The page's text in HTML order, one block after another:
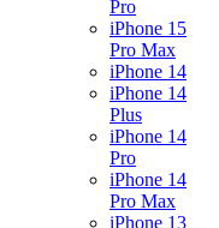
Pro
iPhone 15
Pro Max
iPhone 14
iPhone 14
Plus
iPhone 14
Pro
iPhone 14
Pro Max
iPhone 13